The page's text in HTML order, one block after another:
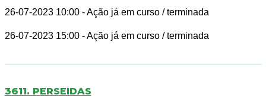
26-07-2023 10:00 - Ação já em curso / terminada
26-07-2023 15:00 - Ação já em curso / terminada
3611. PERSEIDAS